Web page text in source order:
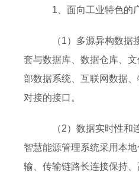
1、面向工业特色的
（1）多源异构数据
套与数据库、数据仓库、
部数据系统、互联网数据
对接的接口。
（2）数据实时性和
智慧能源管理系统采用本
输、传输链路长连接保持